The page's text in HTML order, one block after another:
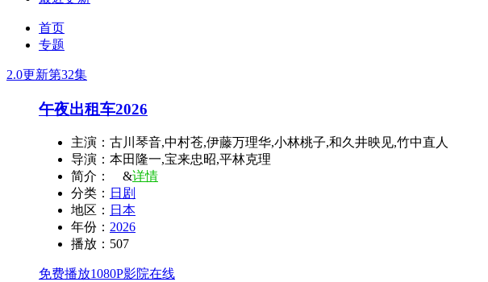
首页
专题
2.0更新第32集
午夜出租车2026
主演： 古川琴音,中村苍,伊藤万理华,小林桃子,和久井映见,竹中直人
导演： 本田隆一,宝来忠昭,平林克理
简介：
&详情
分类： 日剧
地区： 日本
年份： 2026
播放： 507
免费播放1080P影院在线